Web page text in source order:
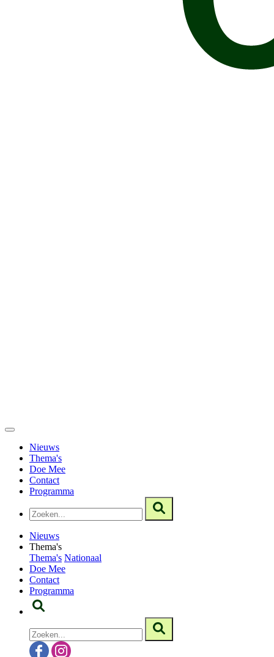
Nieuws
Thema's
Doe Mee
Contact
Programma
Nieuws
Thema's
Thema's Nationaal
Doe Mee
Contact
Programma